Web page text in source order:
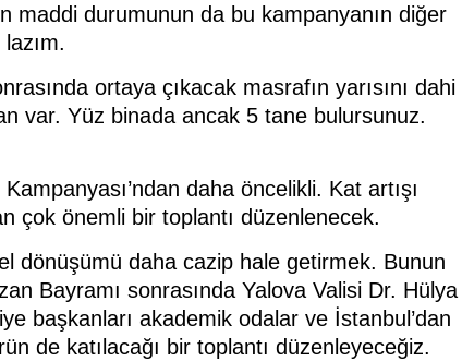
maddi durumunun da bu kampanyanın diğer
ortaya çıkacak masrafın yarısını dahi
var. Yüz binada ancak 5 tane bulursunuz.
daha öncelikli. Kat artışı
çok önemli bir toplantı düzenlenecek.
dönüşümü daha cazip hale getirmek. Bunun
Bayramı sonrasında Yalova Valisi Dr. Hülya
başkanları akademik odalar ve İstanbul’dan
de katılacağı bir toplantı düzenleyeceğiz.